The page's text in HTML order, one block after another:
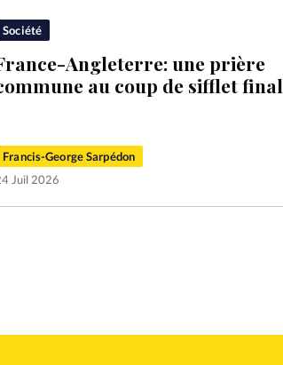
Société
Angleterre: une prière
au coup de sifflet final
Francis-George Sarpédon
Juil 2026